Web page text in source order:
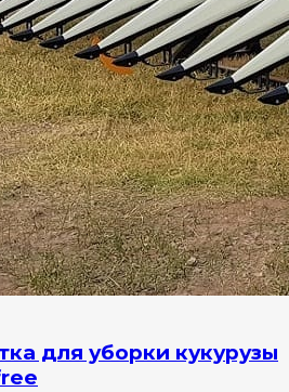
для уборки кукурузы